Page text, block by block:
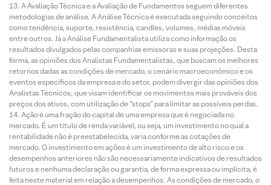
A Avaliação Técnica e a Avaliação de Fundamentos seguem diferentes
metodologias de análise. A Análise Técnica é executada seguindo conceitos
como tendência, suporte, resistência, candles, volumes, médias móveis
entre outros. Já a Análise Fundamentalista utiliza como informação os
resultados divulgados pelas companhias emissoras e suas projeções. Desta
forma, as opiniões dos Analistas Fundamentalistas, que buscam os melhores
retornos dadas as condições de mercado, o cenário macroeconômico e os
eventos específicos da empresa e do setor, podem divergir das opiniões dos
Analistas Técnicos, que visam identificar os movimentos mais prováveis dos
preços dos ativos, com utilização de “stops” para limitar as possíveis perdas.
Ação é uma fração do capital de uma empresa que é negociada no
mercado. É um título de renda variável, ou seja, um investimento no qual a
rentabilidade não é preestabelecida, varia conforme as cotações de
mercado. O investimento em ações é um investimento de alto risco e os
desempenhos anteriores não são necessariamente indicativos de resultados
futuros e nenhuma declaração ou garantia, de forma expressa ou implícita, é
feita neste material em relação a desempenhos. As condições de mercado, o